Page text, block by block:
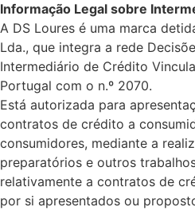
Informação Legal sobre
A DS Loures é uma marca
Lda., que integra a rede
Intermediário de Crédito
Portugal com o n.º 2070.
Está autorizada para
contratos de crédito a
consumidores, mediante a
preparatórios e outros
relativamente a contratos de
por si apresentados ou